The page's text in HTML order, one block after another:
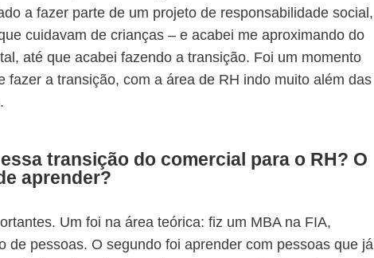
a fazer parte de um projeto de responsabilidade social,
cuidavam de crianças – e acabei me aproximando do
até que acabei fazendo a transição. Foi um momento
fazer a transição, com a área de RH indo muito além das
transição do comercial para o RH? O
aprender?
Um foi na área teórica: fiz um MBA na FIA,
de pessoas. O segundo foi aprender com pessoas que já